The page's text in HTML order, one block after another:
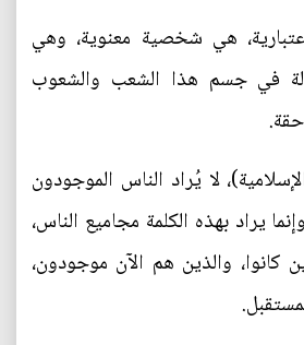
هي شخصية معنوية، وهي
في جسم هذا الشعب والشعوب
لا يُراد الناس الموجودون
يراد بهذه الكلمة مجاميع الناس،
كانوا، والذين هم الآن موجودون،